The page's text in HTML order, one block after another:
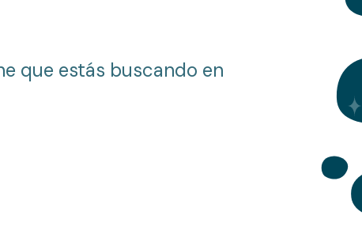
que estás buscando en